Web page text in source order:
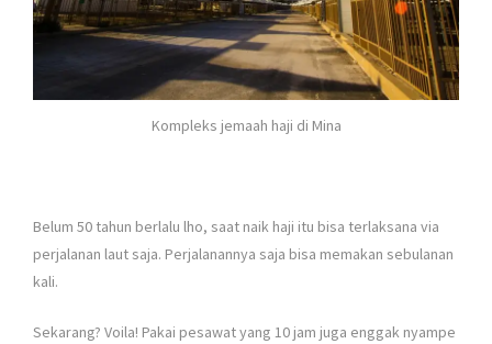
Kompleks jemaah haji di Mina
Belum 50 tahun berlalu lho, saat naik haji itu bisa terlaksana via
perjalanan laut saja. Perjalanannya saja bisa memakan sebulanan
kali.
Sekarang? Voila! Pakai pesawat yang 10 jam juga enggak nyampe